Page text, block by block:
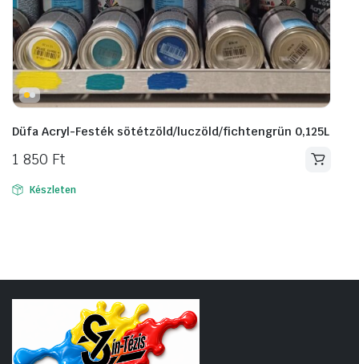
Düfa Acryl-Festék sötétzöld/luczöld/fichtengrün 0,125L
1 850 Ft
Készleten